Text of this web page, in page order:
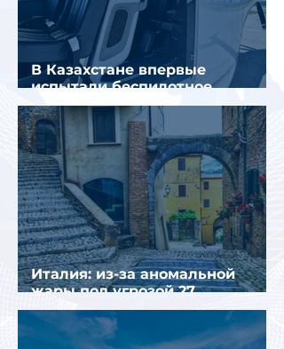
В Казахстане впервые
испытали беспилотное
аэротакси с пассажирами
Италия: из-за аномальной
жары под угрозой 27
крупнейших городов